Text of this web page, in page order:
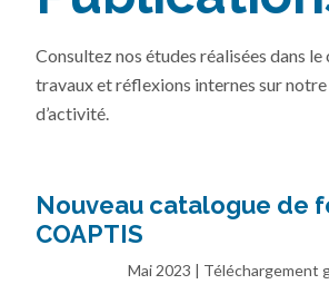
Consultez nos études réalisées dans le
travaux et réflexions internes sur
d’activité.
Nouveau catalogue de
COAPTIS
Mai 2023 | Téléchargement